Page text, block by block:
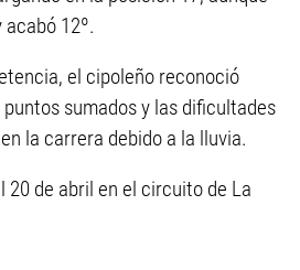
12º.
el cipoleño reconoció
sumados y las dificultades
la carrera debido a la lluvia.
20 de abril en el circuito de La